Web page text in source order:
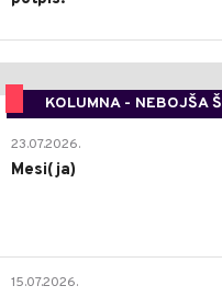
KOLUMNA - NEBOJŠA
23.07.2026.
Mesi(ja)
15.07.2026.